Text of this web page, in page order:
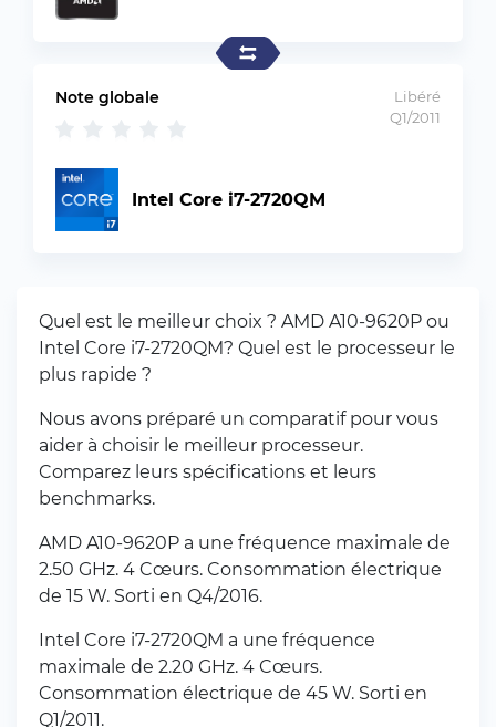
Libéré
Q1/2011
Note globale
Intel Core i7-2720QM
Quel est le meilleur choix ? AMD A10-9620P ou
Intel Core i7-2720QM? Quel est le processeur le
plus rapide ?
Nous avons préparé un comparatif pour vous
aider à choisir le meilleur processeur.
Comparez leurs spécifications et leurs
benchmarks.
AMD A10-9620P a une fréquence maximale de
2.50 GHz. 4 Cœurs. Consommation électrique
de 15 W. Sorti en Q4/2016.
Intel Core i7-2720QM a une fréquence
maximale de 2.20 GHz. 4 Cœurs.
Consommation électrique de 45 W. Sorti en
Q1/2011.